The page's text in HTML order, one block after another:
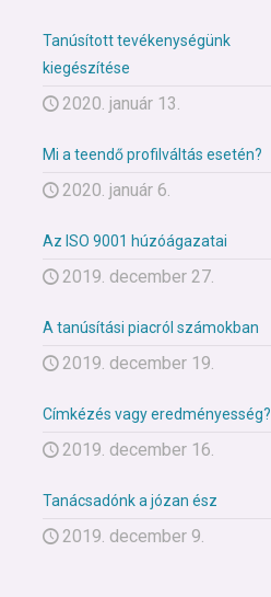
Tanúsított tevékenységünk
kiegészítése
2020. január 13.
Mi a teendő profilváltás esetén?
2020. január 6.
Az ISO 9001 húzóágazatai
2019. december 27.
A tanúsítási piacról számokban
2019. december 19.
Címkézés vagy eredményesség?
2019. december 16.
Tanácsadónk a józan ész
2019. december 9.